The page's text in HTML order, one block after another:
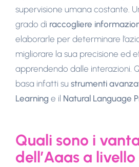
supervisione umana costante.
grado di raccogliere
elaborarle per determinare
migliorare la sua precisione ed
apprendendo dalle interazioni.
basa infatti su strumenti
Learning e il Natural Language
Quali sono i
dell’Aaas a